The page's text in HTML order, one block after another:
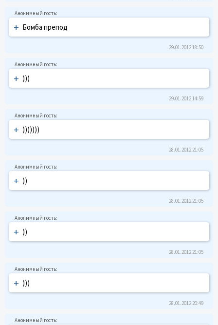
+ Бомба препод
29.01.2012 18:50
+ )))
29.01.2012 14:59
+ )))))))
28.01.2012 21:05
+ ))
28.01.2012 21:05
+ ))
28.01.2012 21:05
+ )))
28.01.2012 20:49